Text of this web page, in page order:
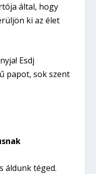
által, hogy
ki az élet
Esdj
papot, sok szent
áldunk téged.